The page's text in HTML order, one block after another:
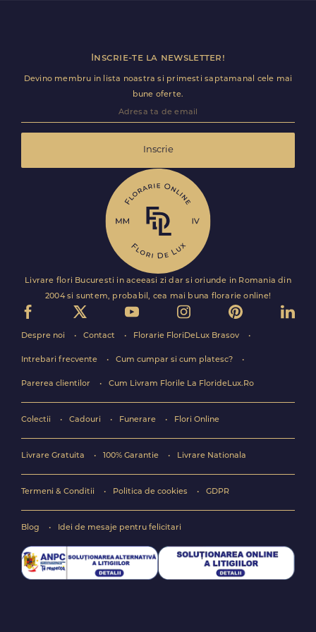
Inscrie-te la newsletter!
Devino membru in lista noastra si primesti saptamanal cele mai
bune oferte.
Inscrie
Livrare flori Bucuresti in aceeasi zi dar si oriunde in Romania din
2004 si suntem, probabil, cea mai buna florarie online!
Despre noi Contact Florarie FloriDeLux Brasov
Intrebari frecvente Cum cumpar si cum platesc?
Parerea clientilor Cum Livram Florile La FlorideLux.Ro
Colectii Cadouri Funerare Flori Online
Livrare Gratuita 100% Garantie Livrare Nationala
Termeni & Conditii Politica de cookies GDPR
Blog Idei de mesaje pentru felicitari